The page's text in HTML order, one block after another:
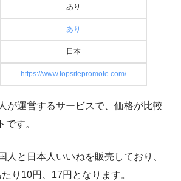
あり
あり
日本
https://www.topsitepromote.com/
が運営するサービスで、価格が比較
です。
人と日本人いいねを販売しており、
り10円、17円となります。